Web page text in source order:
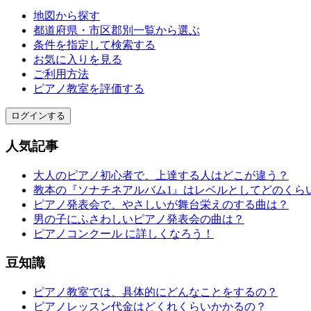
地図から探す
都道府県・市区郡別一覧から選ぶ
条件を指定して検索する
お気に入りを見る
ご利用方法
ピアノ教室を評価する
ログインする
人気記事
大人のピアノ初心者で、上達する人はどこが違う？
教本の『ソナチネアルバム1』はレベルとしてどのくら
ピアノ発表会で、やさしいが舞台栄えのする曲は？
男の子にふさわしいピアノ発表会の曲は？
ピアノコンクール に詳しくなろう！
豆知識
ピアノ教室では、具体的にどんなことをするの？
ピアノレッスン代金はどくれくらいかかるの？